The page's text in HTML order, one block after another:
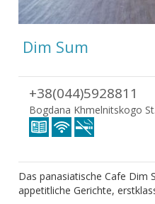
Dim Sum
+38(044)5928811
Bogdana Khmelnitskogo
Das panasiatische Cafe Dim
appetitliche Gerichte,